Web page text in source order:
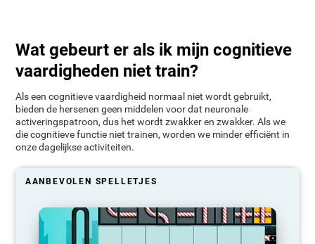
Wat gebeurt er als ik mijn cognitieve
vaardigheden niet train?
Als een cognitieve vaardigheid normaal niet wordt gebruikt,
bieden de hersenen geen middelen voor dat neuronale
activeringspatroon, dus het wordt zwakker en zwakker. Als we
die cognitieve functie niet trainen, worden we minder efficiënt in
onze dagelijkse activiteiten.
AANBEVOLEN SPELLETJES